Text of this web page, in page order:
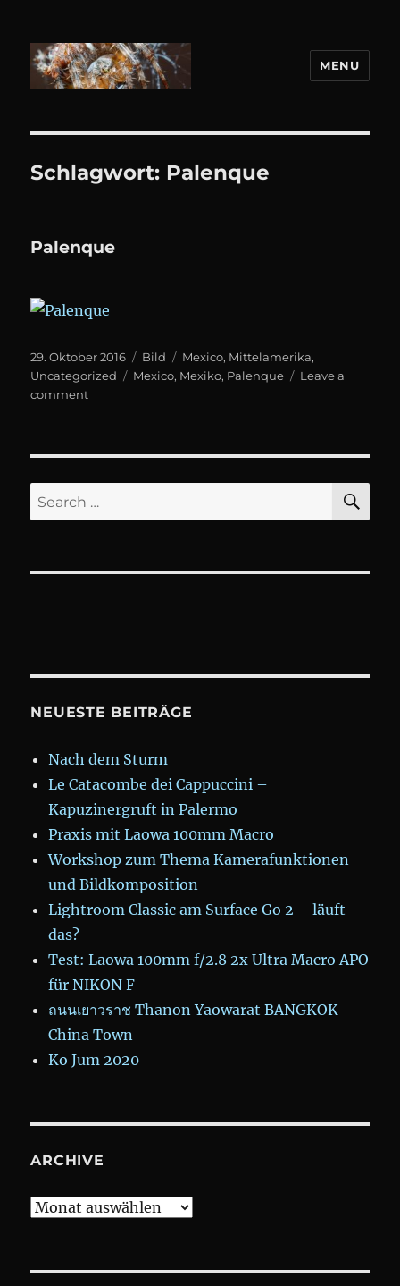
MENU
Schlagwort: Palenque
Palenque
Posted
on
29. Oktober 2016 Format
Bild Categories
Mexico, Mittelamerika,
Uncategorized
Tags
Mexico, Mexiko, Palenque
Leave a
commenton
Search
for:
NEUESTE BEITRÄGE
Nach dem Sturm
Le Catacombe dei Cappuccini –
Kapuzinergruft in Palermo
Praxis mit Laowa 100mm Macro
Workshop zum Thema Kamerafunktionen
und Bildkomposition
Lightroom Classic am Surface Go 2 – läuft
das?
Test: Laowa 100mm f/2.8 2x Ultra Macro APO
für NIKON F
ถนนเยาวราช Thanon Yaowarat BANGKOK
China Town
Ko Jum 2020
ARCHIVE
Archive